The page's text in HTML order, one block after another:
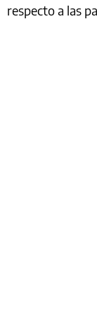
respecto a las